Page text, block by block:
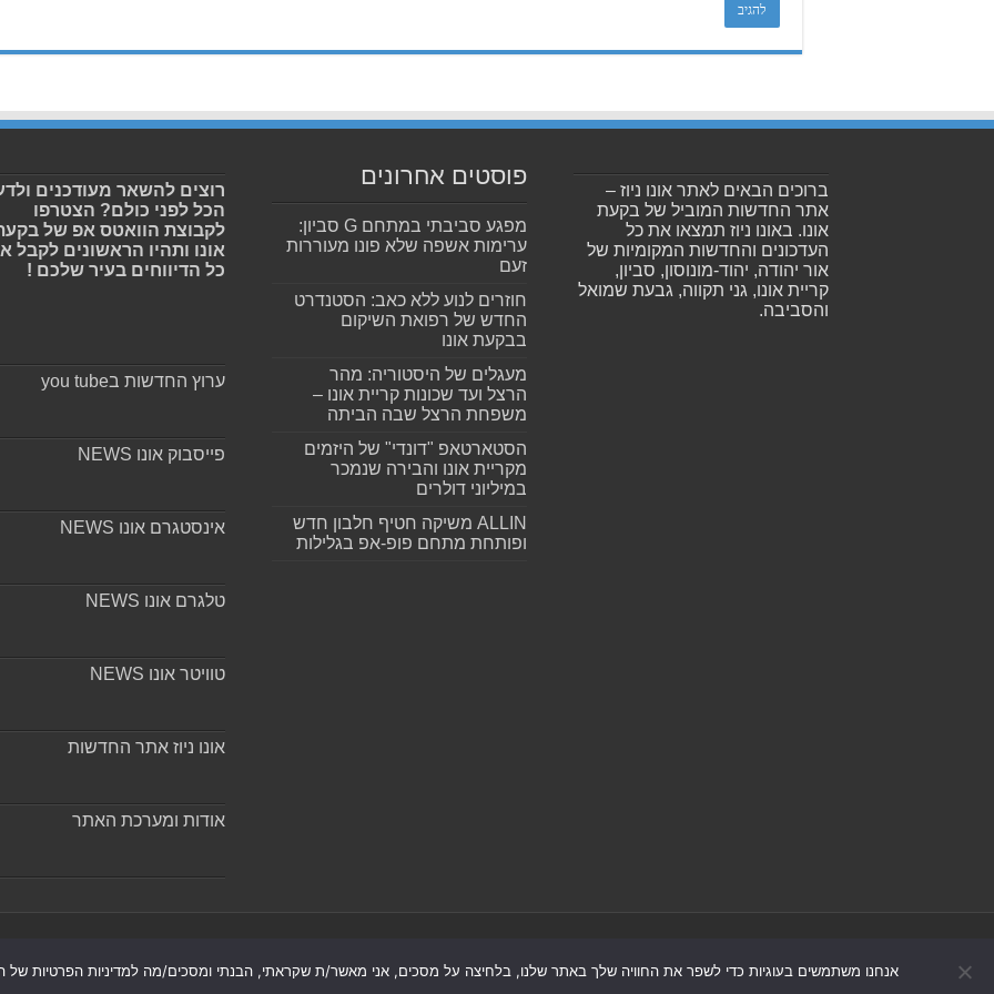
ברוכים הבאים לאתר אונו ניוז –
אתר החדשות המוביל של בקעת
אונו. באונו ניוז תמצאו את כל
העדכונים והחדשות המקומיות של
אור יהודה, יהוד-מונוסון, סביון,
קריית אונו, גני תקווה, גבעת שמואל
והסביבה.
פוסטים אחרונים
מפגע סביבתי במתחם G סביון:
ערימות אשפה שלא פונו מעוררות
זעם
חוזרים לנוע ללא כאב: הסטנדרט
החדש של רפואת השיקום
בבקעת אונו
מעגלים של היסטוריה: מהר
הרצל ועד שכונות קריית אונו –
משפחת הרצל שבה הביתה
הסטארטאפ "דונדי" של היזמים
מקריית אונו והבירה שנמכר
במיליוני דולרים
ALLIN משיקה חטיף חלבון חדש
ופותחת מתחם פופ-אפ בגלילות
רוצים להשאר מעודכנים
הכל לפני כולם? הצטרפו
לקבוצת הוואטס אפ של
אונו ותהיו הראשונים לקבל
כל הדיווחים בעיר שלכם !
ערוץ החדשות בyou tube
פייסבוק אונו NEWS
אינסטגרם אונו NEWS
טלגרם אונו NEWS
טוויטר אונו NEWS
אונו ניוז אתר החדשות
אודות ומערכת האתר
אנחנו משתמשים בעוגיות כדי לשפר את החוויה שלך באתר שלנו, בלחיצה על מסכים, אני מאשר/ת שקראתי, הבנתי ומסכים/מה למדיניות הפרטיות של